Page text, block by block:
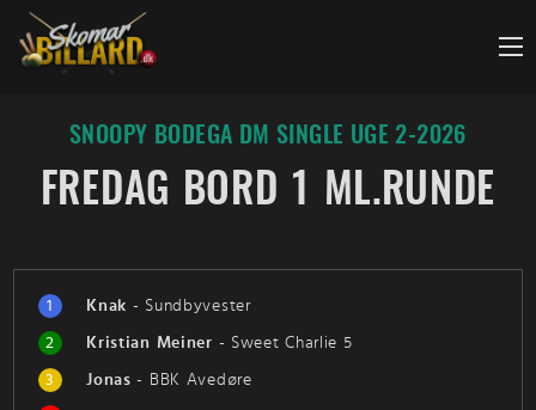
Fortsæt
indhold
SNOOPY BODEGA DM SINGLE UGE 2-2026
FREDAG BORD 1 ML.RUNDE
1 Knak - Sundbyvester
2
Kristian Meiner - Sweet Charlie 5
3
Jonas - BBK Avedøre